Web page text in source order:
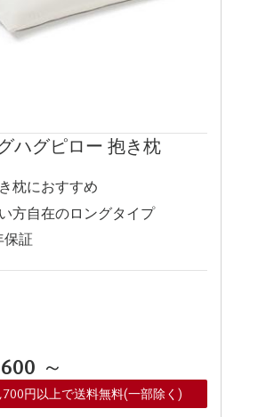
ハグピロー 抱き枕
枕におすすめ
方自在のロングタイプ
保証
～
円以上で送料無料(一部除く)